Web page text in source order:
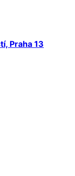
Praha 13